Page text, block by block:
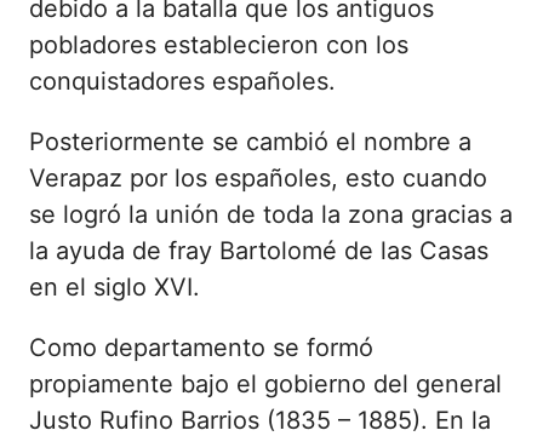
debido a la batalla que los antiguos
pobladores establecieron con los
conquistadores españoles.
Posteriormente se cambió el nombre a
Verapaz por los españoles, esto cuando
se logró la unión de toda la zona gracias a
la ayuda de fray Bartolomé de las Casas
en el siglo XVI.
Como departamento se formó
propiamente bajo el gobierno del general
Justo Rufino Barrios (1835 – 1885). En la